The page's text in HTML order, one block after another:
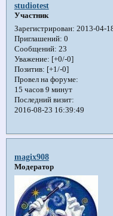
studiotest
Участник
Зарегистрирован: 2013-04-
Приглашений: 0
Сообщений: 23
Уважение: [+0/-0]
Позитив: [+1/-0]
Провел на форуме:
15 часов 9 минут
Последний визит:
2016-08-23 16:39:49
magix908
Модератор